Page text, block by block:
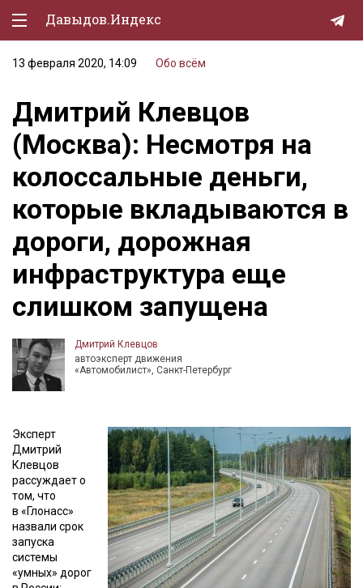
Давыдов.Индекс
Политическая жизнь
Экономика
Природа
Образование
Спорт
Культура
Lifestyle
Мурзилка
13 февраля 2020, 14:09 Обо всём
Дмитрий Клевцов
(Москва): Несмотря на
колоссальные деньги,
которые вкладываются в
дороги, дорожная
инфраструктура еще
слишком запущена
Дмитрий Клевцов
автоэксперт движения
«Автомобилист», Санкт-Петербург
Эксперт
Дмитрий
Клевцов
рассуждает о
том, что
в «Глонасс»
назвали срок
запуска
системы
«умных» дорог